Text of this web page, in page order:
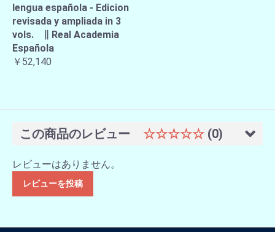
lengua española - Edicion
revisada y ampliada in 3
vols. ∥ Real Academia
Española
￥52,140
この商品のレビュー ☆☆☆☆☆ (0)
レビューはありません。
レビューを投稿